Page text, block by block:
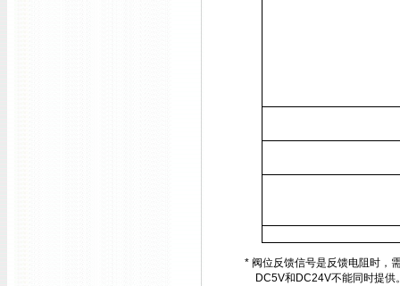
* 阀位反馈信号是反馈电阻时，
DC5V和 DC24V不能同时提供